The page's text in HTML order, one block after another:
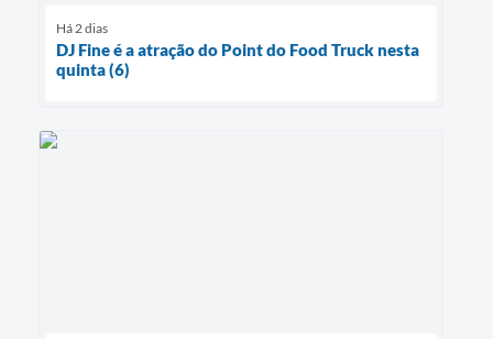
Há 2 dias
DJ Fine é a atração do Point do Food Truck nesta
quinta (6)